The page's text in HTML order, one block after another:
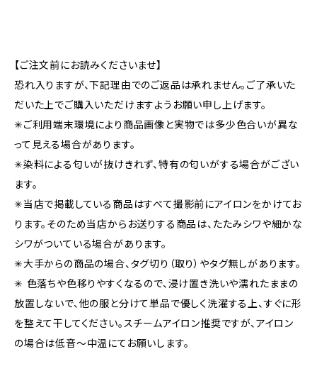
【ご注文前にお読みくださいませ】
恐れ入りますが、下記理由でのご返品は承れません。ご了承いた
だいた上でご購入いただけますようお願い申し上げます。
✳︎ご利用端末環境により商品画像と実物では多少色合いが異な
って見える場合があります。
✳︎染料による匂いが抜けきれず、特有の匂いがする場合がござい
ます。
✳︎当店で掲載している商品はすべて撮影前にアイロンをかけてお
ります。そのため当店からお送りする商品は、たたみシワや細かな
シワがついている場合があります。
✳︎大手からの商品の場合、タグ切り（取り）やタグ無しがあります。
✳︎ 色落ちや色移りやすくなるので、浸け置き洗いや濡れたままの
放置しないで、他の服と分けて単品で優しく洗濯する上、すぐに形
を整えて干してください。スチームアイロン推奨ですが、アイロン
の場合は低音〜中温にてお願いします。